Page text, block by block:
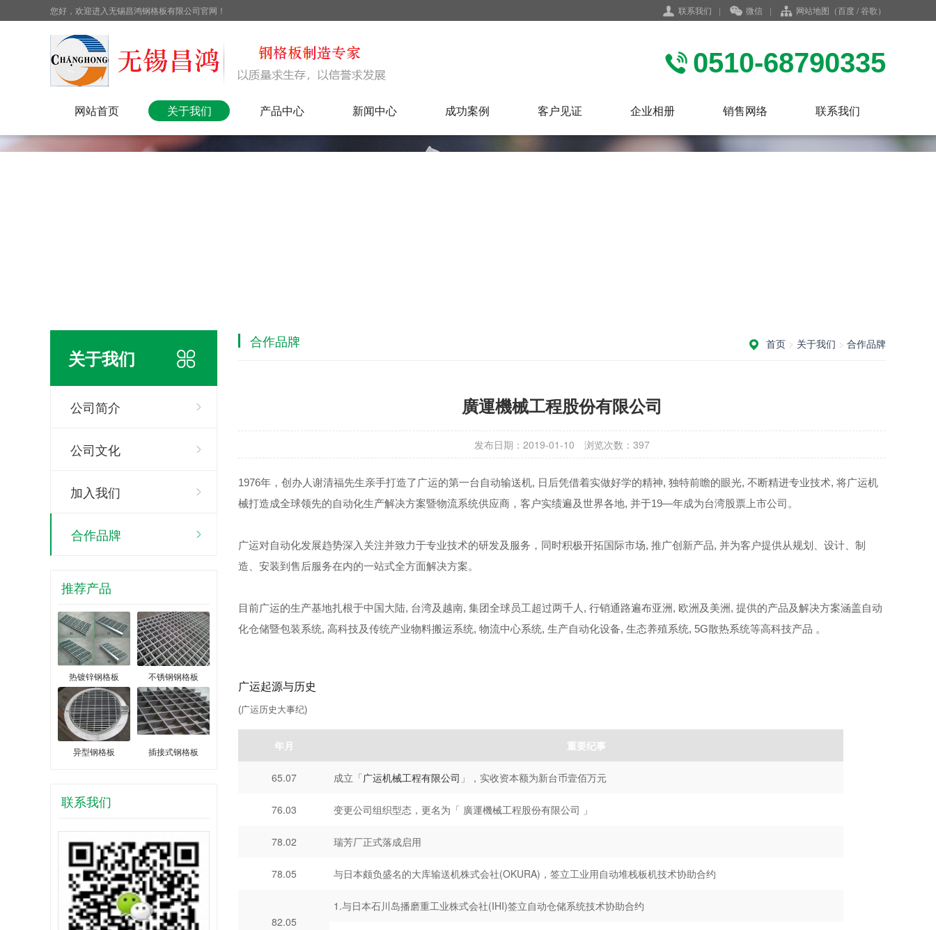
联系我们 | 微信 | 网站地图 （百度/谷歌）
您好，欢迎进入无锡昌鸿钢格板有限公司官网！
0510-68790335
网站首页 关于我们 产品中心 新闻中心 成功案例 客户见证 企业相册 销售网络 联系我们
关于我们
公司简介
公司文化
加入我们
合作品牌
推荐产品
热镀锌钢格板 不锈钢钢格板
异型钢格板 插接式钢格板
联系我们
首页 > 关于我们 > 合作品牌
合作品牌
廣運機械工程股份有限公司
发布日期：2019-01-10 浏览次数： 397
1976年，创办人谢清福先生亲手打造了广运的第一台自动输送机, 日后凭借着实做好学的精神, 独特前瞻的眼光, 不断精进专业技术, 将广运机
械打造成全球领先的自动化生产解决方案暨物流系统供应商，客户实绩遍及世界各地, 并于19—年成为台湾股票上市公司。
广运对自动化发展趋势深入关注并致力于专业技术的研发及服务，同时积极开拓国际市场, 推广创新产品, 并为客户提供从规划、设计、制
造、安装到售后服务在内的一站式全方面解决方案。
目前广运的生产基地扎根于中国大陆, 台湾及越南, 集团全球员工超过两千人, 行销通路遍布亚洲, 欧洲及美洲, 提供的产品及解决方案涵盖自动
化仓储暨包装系统, 高科技及传统产业物料搬运系统, 物流中心系统, 生产自动化设备, 生态养殖系统, 5G散热系统等高科技产品 。
广运起源与历史
(广运历史大事纪)
年月 重要纪事
65.07 成立「广运机械工程有限公司 」，实收资本额为新台币壹佰万元
76.03 变更公司组织型态，更名为「 廣運機械工程股份有限公司 」
78.02 瑞芳厂正式落成启用
78.05 与日本颇负盛名的大库输送机株式会社(OKURA)，签立工业用自动堆栈板机技术协助合约
82.05
1.与日本石川岛播磨重工业株式会社(IHI)签立自动仓储系统技术协助合约